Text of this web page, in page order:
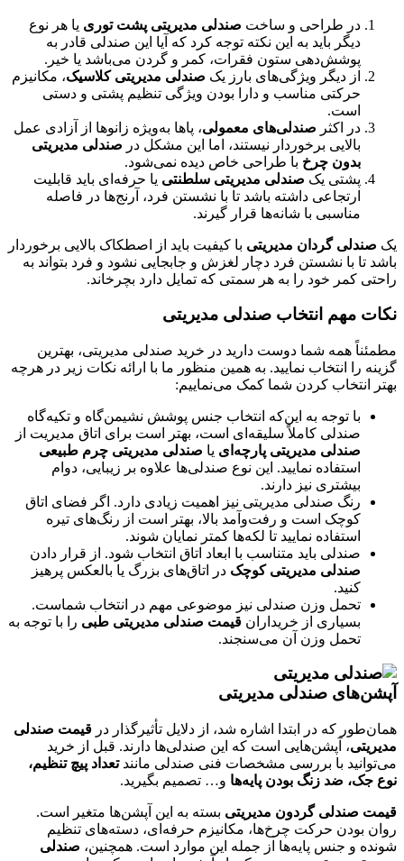
در طراحی و ساخت صندلی مدیریتی پشت توری یا هر نوع
دیگر باید به این نکته توجه کرد که آیا این صندلی قادر به
پوشش‌دهی ستون فقرات، کمر و گردن می‌باشد یا خیر.
از دیگر ویژگی‌های بارز یک صندلی مدیریتی کلاسیک، مکانیزم
حرکتی مناسب و دارا بودن ویژگی تنظیم پشتی و دستی
است.
در اکثر صندلی‌های معمولی، پاها به‌ویژه زانوها از آزادی عمل
بالایی برخوردار نیستند، اما این مشکل در صندلی مدیریتی
بدون چرخ با طراحی خاص دیده نمی‌شود.
پشتی یک صندلی مدیریتی سلطنتی یا حرفه‌ای باید قابلیت
ارتجاعی داشته باشد تا با نشستن فرد، آرنج‌ها در فاصله
مناسبی با شانه‌ها قرار گیرند.
یک صندلی گردان مدیریتی با کیفیت باید از اصطکاک بالایی برخوردار
باشد تا با نشستن فرد دچار لغزش و جابجایی نشود و فرد بتواند به
راحتی کمر خود را به هر سمتی که تمایل دارد بچرخاند.
نکات مهم انتخاب صندلی مدیریتی
مطمئناً همه شما دوست دارید در خرید صندلی مدیریتی، بهترین
گزینه را انتخاب نمایید. به همین منظور ما با ارائه نکات زیر در هرچه
بهتر انتخاب کردن شما کمک می‌نماییم:
با توجه به این‌که انتخاب جنس پوشش نشیمن‌گاه و تکیه‌گاه
صندلی کاملاً سلیقه‌ای است، بهتر است برای اتاق مدیریت از
صندلی مدیریتی پارچه‌ای یا صندلی مدیریتی چرم طبیعی
استفاده نمایید. این نوع صندلی‌ها علاوه بر زیبایی، دوام
بیشتری نیز دارند.
رنگ صندلی مدیریتی نیز اهمیت زیادی دارد. اگر فضای اتاق
کوچک است و رفت‌وآمد بالا، بهتر است از رنگ‌های تیره
استفاده نمایید تا لکه‌ها کمتر نمایان شوند.
صندلی باید متناسب با ابعاد اتاق انتخاب شود. از قرار دادن
صندلی مدیریتی کوچک در اتاق‌های بزرگ یا بالعکس پرهیز
کنید.
تحمل وزن صندلی نیز موضوعی مهم در انتخاب شماست.
بسیاری از خریداران قیمت صندلی مدیریتی طبی را با توجه به
تحمل وزن آن می‌سنجند.
آپشن‌های صندلی مدیریتی
همان‌طور که در ابتدا اشاره شد، از دلایل تأثیرگذار در قیمت صندلی
مدیریتی، آپشن‌هایی است که این صندلی‌ها دارند. قبل از خرید
می‌توانید با بررسی مشخصات فنی صندلی مانندتعداد پیچ تنظیم،
نوع جک، ضد زنگ بودن پایه‌ها و… تصمیم بگیرید.
قیمت صندلی گردون مدیریتی بسته به این آپشن‌ها متغیر است.
روان بودن حرکت چرخ‌ها، مکانیزم حرفه‌ای، دسته‌های تنظیم
شونده و جنس پایه‌ها از جمله این موارد است. همچنین، صندلی